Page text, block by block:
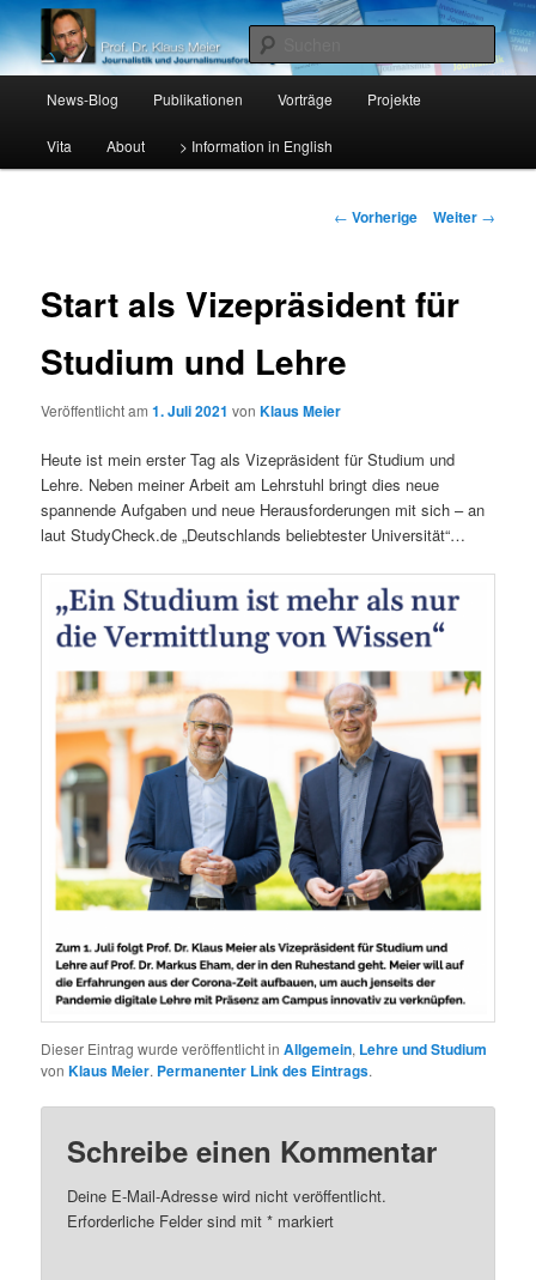
Prof. Dr. Klaus Meier
Lehrstuhl für Journalistik I, Katholische Universität Eichstätt-Ingolstadt
Zum
Inhalt
News-Blog Publikationen Vorträge Projekte
Vita About > Information in English
Beitrags-
← Vorherige Weiter →
Start als Vizepräsident für
Studium und Lehre
Veröffentlicht am1. Juli 2021 vonKlaus Meier
Heute ist mein erster Tag als Vizepräsident für Studium und
Lehre. Neben meiner Arbeit am Lehrstuhl bringt dies neue
spannende Aufgaben und neue Herausforderungen mit sich – an
laut StudyCheck.de „Deutschlands beliebtester Universität“…
Dieser Eintrag wurde veröffentlicht inAllgemein, Lehre und Studium
vonKlaus Meier. Permanenter Link des Eintrags.
Schreibe einen Kommentar
Deine E-Mail-Adresse wird nicht veröffentlicht.
Erforderliche Felder sind mit* markiert